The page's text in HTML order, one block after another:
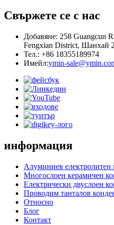
Свържете се с нас
Добавяне: 258 Guangcun
Fengxian District, Шанхай
Тел.: +86 18355189974
Имейл:ymin-
информация
Алуминиев електролитен
Многослоен керамичен
Електрически двуслоен
Проводим танталов
Относно
Блог
Контакт